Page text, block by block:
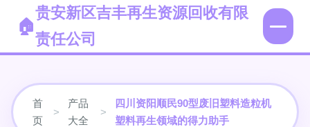
贵安新区吉丰再生资源回收有限
责任公司
首
页
>
产品
大全
>
四川资阳顺民90型废旧塑料造粒机
塑料再生领域的得力助手